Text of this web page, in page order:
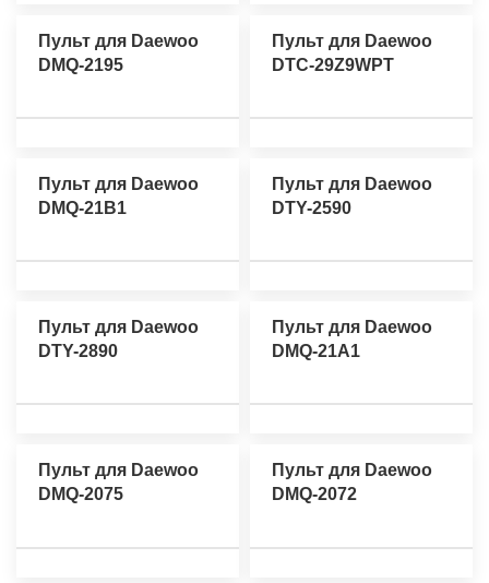
Пульт для Daewoo
DMQ-2195
Пульт для Daewoo
DTC-29Z9WPT
Пульт для Daewoo
DMQ-21B1
Пульт для Daewoo
DTY-2590
Пульт для Daewoo
DTY-2890
Пульт для Daewoo
DMQ-21A1
Пульт для Daewoo
DMQ-2075
Пульт для Daewoo
DMQ-2072